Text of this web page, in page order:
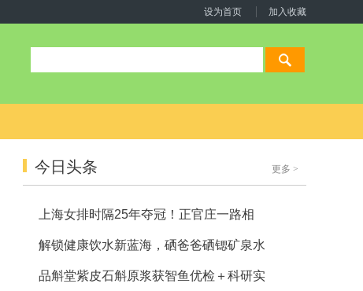
设为首页 加入收藏
今日头条 更多 >
上海女排时隔25年夺冠！正官庄一路相
解锁健康饮水新蓝海，硒爸爸硒锶矿泉水
品斛堂紫皮石斛原浆获智鱼优检＋科研实